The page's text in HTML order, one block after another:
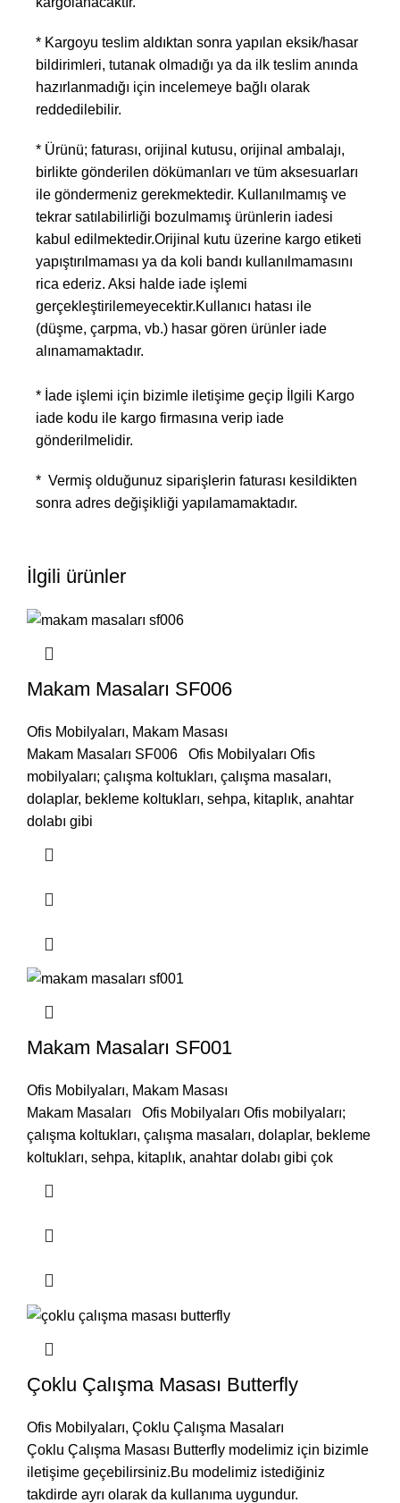
* Kargoyu teslim aldıktan sonra yapılan eksik/hasar
bildirimleri, tutanak olmadığı ya da ilk teslim anında
hazırlanmadığı için incelemeye bağlı olarak
reddedilebilir.
* Ürünü; faturası, orijinal kutusu, orijinal ambalajı,
birlikte gönderilen dökümanları ve tüm aksesuarları
ile göndermeniz gerekmektedir. Kullanılmamış ve
tekrar satılabilirliği bozulmamış ürünlerin iadesi
kabul edilmektedir.Orijinal kutu üzerine kargo etiketi
yapıştırılmaması ya da koli bandı kullanılmamasını
rica ederiz. Aksi halde iade işlemi
gerçekleştirilemeyecektir.Kullanıcı hatası ile
(düşme, çarpma, vb.) hasar gören ürünler iade
alınamamaktadır.
* İade işlemi için bizimle iletişime geçip İlgili Kargo
iade kodu ile kargo firmasına verip iade
gönderilmelidir.
* Vermiş olduğunuz siparişlerin faturası kesildikten
sonra adres değişikliği yapılamamaktadır.
İlgili ürünler
Makam Masaları SF006
Ofis Mobilyaları, Makam Masası
Makam Masaları SF006 Ofis Mobilyaları Ofis
mobilyaları; çalışma koltukları, çalışma masaları,
dolaplar, bekleme koltukları, sehpa, kitaplık, anahtar
dolabı gibi
Makam Masaları SF001
Ofis Mobilyaları, Makam Masası
Makam Masaları Ofis Mobilyaları Ofis mobilyaları;
çalışma koltukları, çalışma masaları, dolaplar, bekleme
koltukları, sehpa, kitaplık, anahtar dolabı gibi çok
Çoklu Çalışma Masası Butterfly
Ofis Mobilyaları, Çoklu Çalışma Masaları
Çoklu Çalışma Masası Butterfly modelimiz için bizimle
iletişime geçebilirsiniz.Bu modelimiz istediğiniz
takdirde ayrı olarak da kullanıma uygundur.